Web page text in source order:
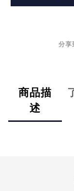
分享
商品描
述